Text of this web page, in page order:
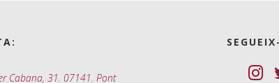
Cabana, 31. 07141. Pont